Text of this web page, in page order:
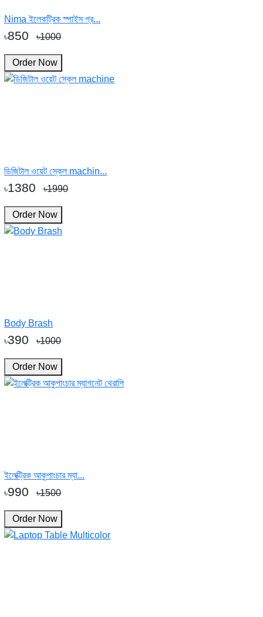
Nima ইলেকট্রিক স্পাইস গ্র...
৳850 ৳1000
Order Now
ডিজিটাল ওয়েট স্কেল machin...
৳1380 ৳1990
Order Now
Body Brash
৳390 ৳1000
Order Now
ইলেক্ট্রিক আকুপাংচার ম্যা...
৳990 ৳1500
Order Now